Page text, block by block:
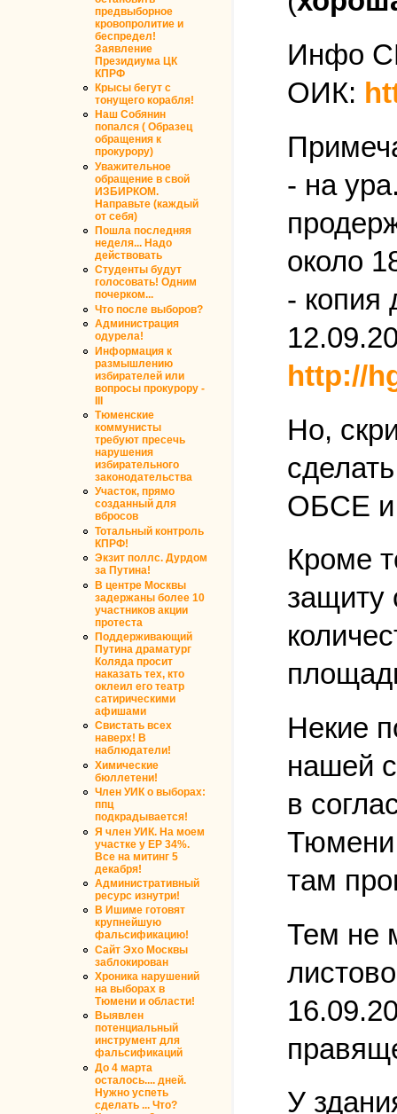
предвыборное
кровопролитие и
беспредел!
Заявление
Президиума ЦК
КПРФ
Крысы бегут с
тонущего корабля!
Наш Собянин
попался ( Образец
обращения к
прокурору)
Уважительное
обращение в свой
ИЗБИРКОМ.
Направьте (каждый
от себя)
Пошла последняя
неделя... Надо
действовать
Студенты будут
голосовать! Одним
почерком...
Что после выборов?
Администрация
одурела!
Информация к
размышлению
избирателей или
вопросы прокурору -
III
Тюменские
коммунисты
требуют пресечь
нарушения
избирательного
законодательства
Участок, прямо
созданный для
вбросов
Тотальный контроль
КПРФ!
Экзит поллс. Дурдом
за Путина!
В центре Москвы
задержаны более 10
участников акции
протеста
Поддерживающий
Путина драматург
Коляда просит
наказать тех, кто
оклеил его театр
сатирическими
афишами
Свистать всех
наверх! В
наблюдатели!
Химические
бюллетени!
Член УИК о выборах:
ппц
подкрадывается!
Я член УИК. На моем
участке у ЕР 34%.
Все на митинг 5
декабря!
Административный
ресурс изнутри!
В Ишиме готовят
крупнейшую
фальсификацию!
Сайт Эхо Москвы
заблокирован
Хроника нарушений
на выборах в
Тюмени и области!
Выявлен
потенциальный
инструмент для
фальсификаций
До 4 марта
осталось.... дней.
Нужно успеть
сделать ... Что?
Инфо
ОИК:
- на
около
- копия
http://
Но,
ОБСЕ и
Кроме
защиту
Некие
нашей
в
Тюмени
там
Тем не
У